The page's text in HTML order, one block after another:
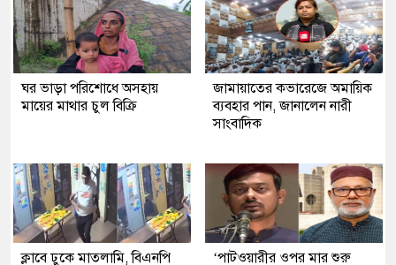
ঘর ভাড়া পরিশোধে অসহায়
মায়ের মাথার চুল বিক্রি
জামায়াতের কভারেজে অমায়িক
ব্যবহার পান, জানালেন নারী
সাংবাদিক
ক্লাবে ঢুকে মাতলামি, বিএনপি
‘পাটওয়ারীর ওপর মার শুরু